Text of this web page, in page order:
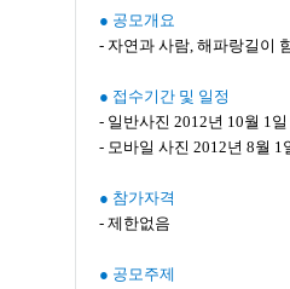
● 공모개요
- 자연과 사람, 해파랑길이
● 접수기간 및 일정
- 일반사진 2012년 10월 1
- 모바일 사진 2012년 8월 1
● 참가자격
- 제한없음
● 공모주제